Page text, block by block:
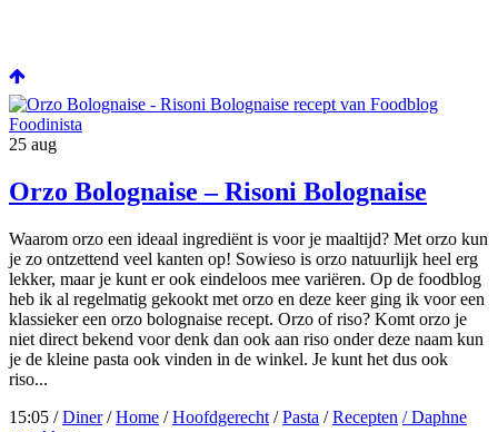
25 aug
Orzo Bolognaise – Risoni Bolognaise
Waarom orzo een ideaal ingrediënt is voor je maaltijd? Met orzo kun
je zo ontzettend veel kanten op! Sowieso is orzo natuurlijk heel erg
lekker, maar je kunt er ook eindeloos mee variëren. Op de foodblog
heb ik al regelmatig gekookt met orzo en deze keer ging ik voor een
klassieker een orzo bolognaise recept. Orzo of riso? Komt orzo je
niet direct bekend voor denk dan ook aan riso onder deze naam kun
je de kleine pasta ook vinden in de winkel. Je kunt het dus ook
riso...
15:05 /Diner/Home /Hoofdgerecht /Pasta /Recepten / Daphne